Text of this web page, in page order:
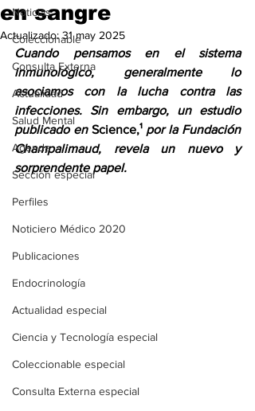
Noticias
Coleccionable
Consulta Externa
Actualidad
Salud Mental
Agenda
Sección especial
Perfiles
Noticiero Médico 2020
Publicaciones
Endocrinología
Actualidad especial
Ciencia y Tecnología especial
Coleccionable especial
Consulta Externa especial
en sangre
Actualizado:31 may 2025
Cuando pensamos en el sistema
inmunológico, generalmente lo
asociamos con la lucha contra las
infecciones. Sin embargo, un estudio
publicado en Science,¹ por la Fundación
Champalimaud, revela un nuevo y
sorprendente papel.